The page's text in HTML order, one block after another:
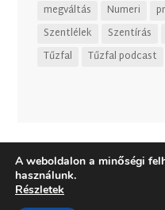
megváltás
Numeri
Szentlélek
Szentírás
Tűzfal
Tűzfal podcast
A weboldalon a minőségi
használunk.
Részletek